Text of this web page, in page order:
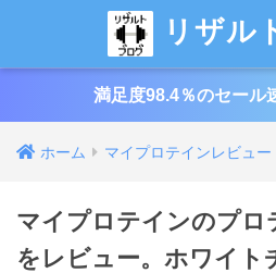
リザル
満足度98.4％のセー
ホーム マイプロテインレビュー
マイプロテインのプロ
をレビュー。ホワイト